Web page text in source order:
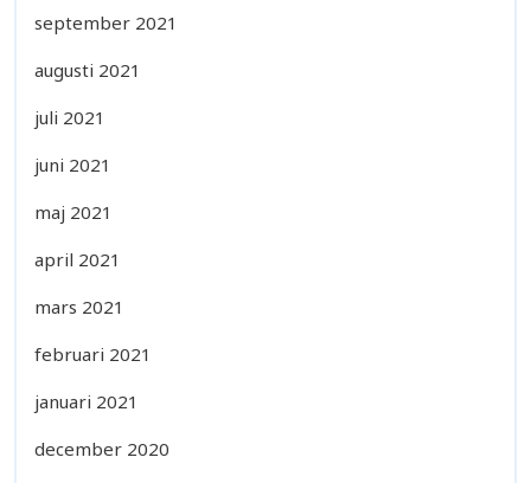
september 2021
augusti 2021
juli 2021
juni 2021
maj 2021
april 2021
mars 2021
februari 2021
januari 2021
december 2020